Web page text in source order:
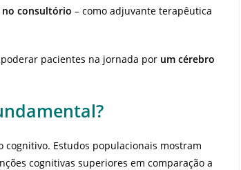
no consultório – como adjuvante terapêutica
pacientes na jornada por um cérebro
Estudos populacionais mostram
cognitivas superiores em comparação a